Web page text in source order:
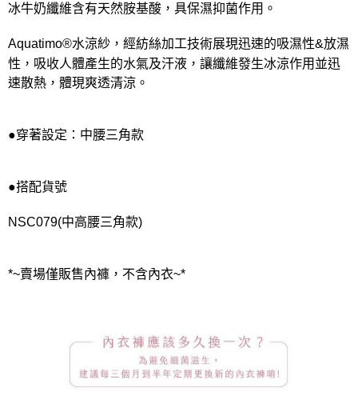
冰牛奶纖維含有天然胺基酸，具保濕抑菌作用。
Aquatimo®水涼紗，經紡絲加工技術展現迅速的吸濕性&放濕
性，吸收人體產生的水氣及汗液，讓纖維發生冰涼作用並迅
速散熱，體現爽透清涼。
●穿著設定：中腰三角款
●搭配貨號
NSC079(中高腰三角款)
*~賣場僅販售內褲，不含內衣~*